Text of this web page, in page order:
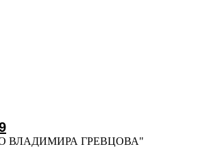
ВЛАДИМИРА ГРЕВЦОВА"